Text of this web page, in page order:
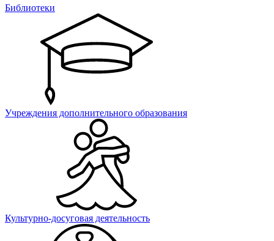
Библиотеки
Учреждения дополнительного образования
Культурно-досуговая деятельность